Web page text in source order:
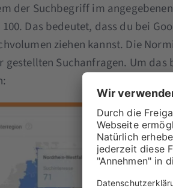
der Suchbegriff im
Das bedeutet, dass du bei
ziehen kannst. Die
gestellten Suchanfragen. Um